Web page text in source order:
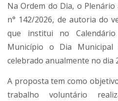
Na Ordem do Dia, o
n° 142/2026, de autoria do
que institui no
Município o Dia
celebrado anualmente no dia
A proposta tem como
trabalho voluntário